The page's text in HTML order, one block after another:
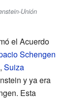
Unión
el Acuerdo
Schengen
Suiza
y ya era
Esta